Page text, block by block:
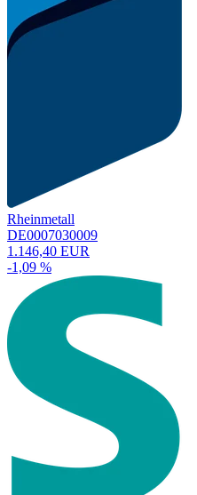
Rheinmetall
DE0007030009
1.146,40 EUR
-1,09 %